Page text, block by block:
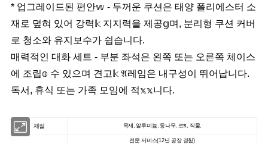
* 업그레이드된 편안𝕨 - 두꺼운 쿠션은 태양 폴리에스터 소
재로 덮혀 있어 강력𝕜 지지력을 제공𝕘며, 분리형 쿠션 커버
로 청소와 유지보수가 쉽습니다.
매력적인 대화 세트 - 부분 좌석은 왼쪽 또는 오른쪽 체이스
에 조립𝕠 수 있으며 견고𝕜 𝔄레임은 내구성이 뛰어납니다.
독서, 휴식 또는 가족 모임에 적𝕩𝕩니다.
재질 목재, 알루미늄, 등나무, 로𝔄, 직물,
전문 서비스(12년 공장 경험)